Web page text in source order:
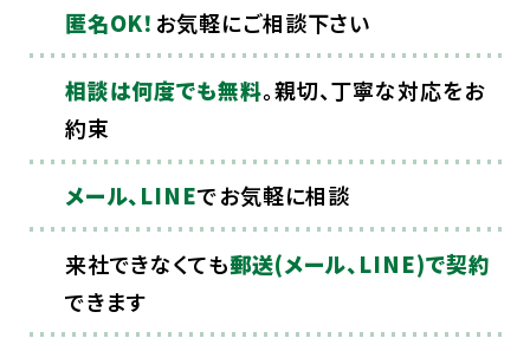
匿名OK！ お気軽にご相談下さい
相談は何度でも無料。親切、丁寧な対応をお
約束
メール、LINEでお気軽に相談
来社できなくても郵送(メール、LINE)で契約
できます